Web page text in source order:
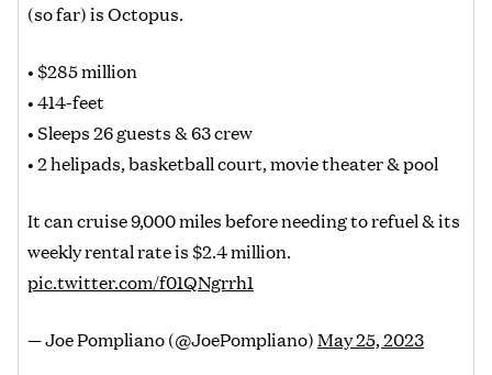
(so far) is Octopus.
• $285 million
• 414-feet
• Sleeps 26 guests & 63 crew
• 2 helipads, basketball court, movie theater & pool
It can cruise 9,000 miles before needing to refuel & its
weekly rental rate is $2.4 million.
pic.twitter.com/f01QNgrrh1
— Joe Pompliano (@JoePompliano)May 25, 2023